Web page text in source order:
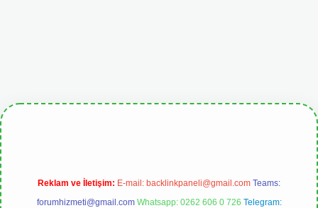
Reklam ve İletişim: E-mail: backlinkpaneli@gmail.com Teams:
forumhizmeti@gmail.com Whatsapp: 0262 606 0 726 Telegram: